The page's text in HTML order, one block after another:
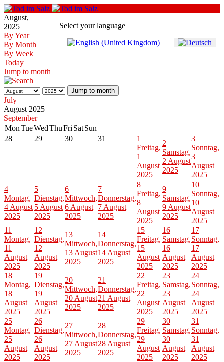
Select your language
August,
2025
By Year
By Month
By Week
Today
Jump to month
Jump to month
July
August 2025
September
MonTueWedThuFri SatSun
28
29 30 31
1
Freitag,
1
August
2025
2
Samstag,
2 August
2025
3
Sonntag,
3
August
2025
4
Montag,
4 August
2025
5
Dienstag,
5 August
2025
6
Mittwoch,
6 August
2025
7
Donnerstag,
7 August
2025
8
Freitag,
8
August
2025
9
Samstag,
9 August
2025
10
Sonntag,
10
August
2025
11
Montag,
11
August
2025
12
Dienstag,
12
August
2025
13
Mittwoch,
13 August
2025
14
Donnerstag,
14 August
2025
15
Freitag,
15
August
2025
16
Samstag,
16
August
2025
17
Sonntag,
17
August
2025
18
Montag,
18
August
2025
19
Dienstag,
19
August
2025
20
Mittwoch,
20 August
2025
21
Donnerstag,
21 August
2025
22
Freitag,
22
August
2025
23
Samstag,
23
August
2025
24
Sonntag,
24
August
2025
25
Montag,
25
August
2025
26
Dienstag,
26
August
2025
27
Mittwoch,
27 August
2025
28
Donnerstag,
28 August
2025
29
Freitag,
29
August
2025
30
Samstag,
30
August
2025
31
Sonntag,
31
August
2025